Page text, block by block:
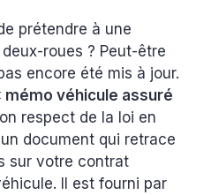
prétendre à une
roues ? Peut-être
encore été mis à jour.
mémo véhicule assuré
respect de la loi en
document qui retrace
sur votre contrat
Il est fourni par